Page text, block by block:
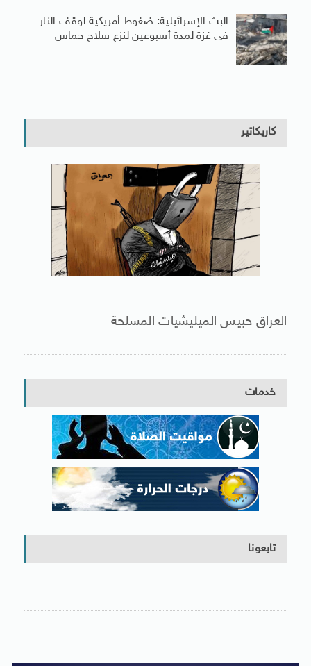
البث الإسرائيلية: ضغوط أمريكية لوقف النار
فى غزة لمدة أسبوعين لنزع سلاح حماس
كاريكاتير
العراق حبيس الميليشيات المسلحة
خدمات
تابعونا